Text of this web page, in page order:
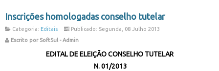
Inscrições homologadas conselho tutelar
Categoria: Editais
Publicado: Segunda, 08 Julho 2013
Escrito por SoftSul - Admin
EDITAL DE ELEIÇÃO CONSELHO TUTELAR
N. 01/2013